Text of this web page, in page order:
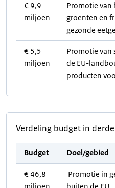
€ 9,9
miljoen
Promotie van
groenten en
gezonde
€ 5,5
miljoen
Promotie van
de EU-
producten
Verdeling budget in
Budget Doel/gebied
€ 46,8
Promotie in